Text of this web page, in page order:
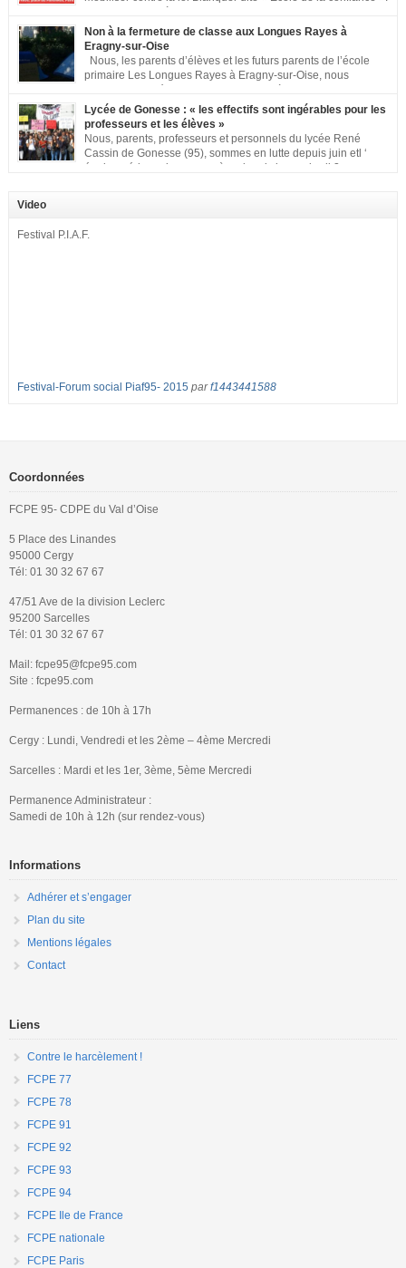
met à votre disposition ce kit de mobilisation comprenant : 1 affiche
appelant […]
Non à la fermeture de classe aux Longues Rayes à
Eragny-sur-Oise
Nous, les parents d’élèves et les futurs parents de l’école
primaire Les Longues Rayes à Eragny-sur-Oise, nous
classe aux Longues Rayes ». Non à la dégradation continue des conditions
d’accueil et d’apprentissage de nos enfants à l’école primaire. Chaque
enfant a droit à […]
Lycée de Gonesse : « les effectifs sont ingérables pour les
professeurs et les élèves »
Nous, parents, professeurs et personnels du lycée René
Cassin de Gonesse (95), sommes en lutte depuis juin etl ‘
équipe pédagogique en grève depuis le vendredi 2
nombreuses classes de première et […]
Video
Festival P.I.A.F.
Festival-Forum social Piaf95- 2015 parf1443441588
Coordonnées
FCPE 95- CDPE du Val d’Oise
5 Place des Linandes
95000 Cergy
Tél: 01 30 32 67 67
47/51 Ave de la division Leclerc
95200 Sarcelles
Tél: 01 30 32 67 67
Mail: fcpe95@fcpe95.com
Site : fcpe95.com
Permanences : de 10h à 17h
Cergy : Lundi, Vendredi et les 2ème – 4ème Mercredi
Sarcelles : Mardi et les 1er, 3ème, 5ème Mercredi
Permanence Administrateur :
Samedi de 10h à 12h (sur rendez-vous)
Informations
Adhérer et s’engager
Plan du site
Mentions légales
Contact
Liens
Contre le harcèlement !
FCPE 77
FCPE 78
FCPE 91
FCPE 92
FCPE 93
FCPE 94
FCPE Ile de France
FCPE nationale
FCPE Paris